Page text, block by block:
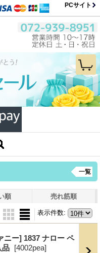
PCサイト
一覧
順 売れ筋順
表示件数:
ニー] 1837 ナロー ペ
[4002pea]